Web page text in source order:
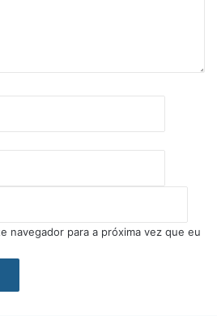
navegador para a próxima vez que eu